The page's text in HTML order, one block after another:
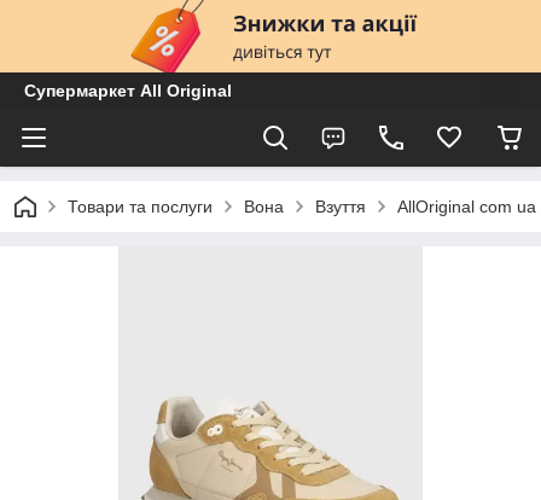
Супермаркет All Original
Товари та послуги Вона Взуття AllOriginal com